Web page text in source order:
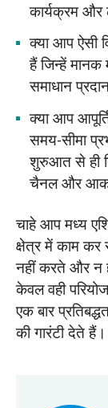
कार्यक्रम और
क्या आप ऐसी
हैं जिन्हें
समाधान
क्या आप
समय-सीमा
शुरुआत से ही
चैनल और
चाहे आप मध्य
क्षेत्र में काम
नहीं करते और न
केवल वही
एक बार
की गारंटी देते हैं।